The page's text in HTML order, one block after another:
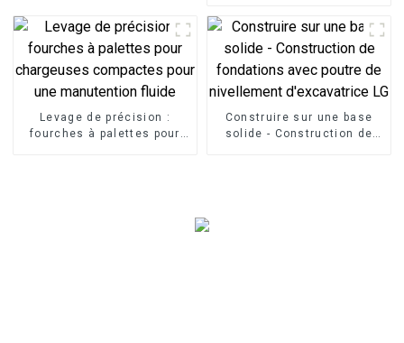
de sous-structure sur tous
les terrains
Levage de précision :
fourches à palettes pour
Construire sur une base
solide - Construction de